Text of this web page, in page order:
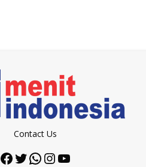
Contact Us
Facebook
Twitter
WhatsApp
Instagram
YouTube